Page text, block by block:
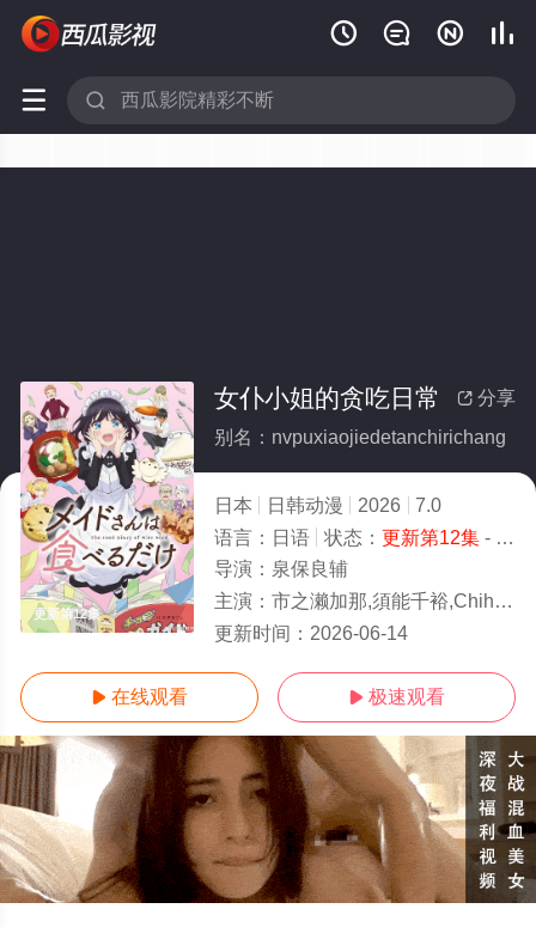
   
 
更新第12集
 分享
女仆小姐的贪吃日常
别名：nvpuxiaojiedetanchirichang
日本 日韩动漫 2026
7.0
语言： 日语 状态： 更新第12集- 免费在线观看
导演： 泉保良辅
主演： 市之濑加那,須能千裕,Chihiro,Sunou,河濑茉希,石上静香,五十岚裕
更新时间： 2026-06-14
 在线观看  极速观看